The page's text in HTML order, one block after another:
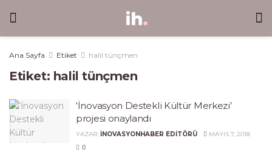
Ana Sayfa Etiket halil tünçmen
Etiket: halil tünçmen
‘İnovasyon Destekli Kültür Merkezi’
projesi onaylandı
YAZAR: INOVASYONHABER EDITÖRÜ
MAYIS 7, 2018
0